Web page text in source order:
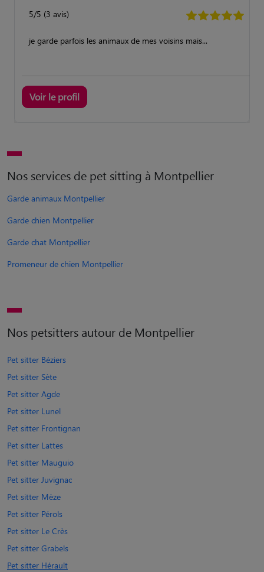
5/5 (3 avis)
je garde parfois les animaux de mes voisins mais...
Voir le profil
Nos services de pet sitting à Montpellier
Garde animaux Montpellier
Garde chien Montpellier
Garde chat Montpellier
Promeneur de chien Montpellier
Nos petsitters autour de Montpellier
Pet sitter Béziers
Pet sitter Sète
Pet sitter Agde
Pet sitter Lunel
Pet sitter Frontignan
Pet sitter Lattes
Pet sitter Mauguio
Pet sitter Juvignac
Pet sitter Mèze
Pet sitter Pérols
Pet sitter Le Crès
Pet sitter Grabels
Pet sitter Hérault